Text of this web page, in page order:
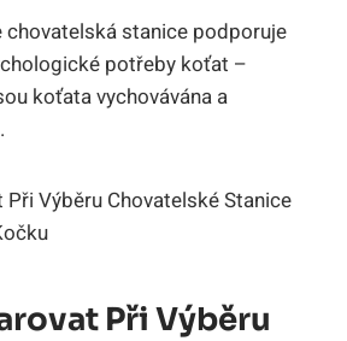
chovatelská stanice podporuje
potřeby koťat –
koťata vychovávána ‍a
Při Výběru